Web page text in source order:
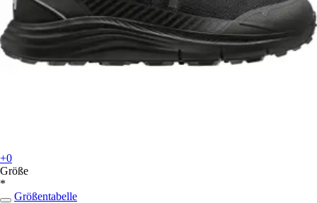
+0
Größe
*
Größentabelle